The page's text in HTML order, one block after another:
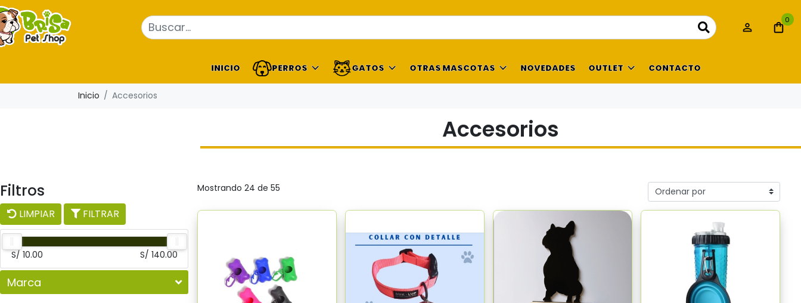
0
INICIO PERROS GATOS OTRAS MASCOTAS NOVEDADES OUTLET CONTACTO
Inicio Accesorios
Accesorios
Filtros
LIMPIAR FILTRAR
S/ 10.00 S/ 140.00
Marca
Mostrando 24 de 55